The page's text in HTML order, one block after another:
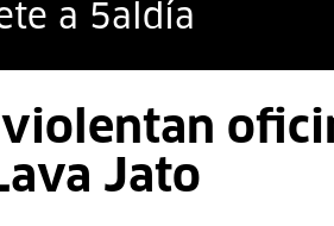
a 5al día
violentan
Jato